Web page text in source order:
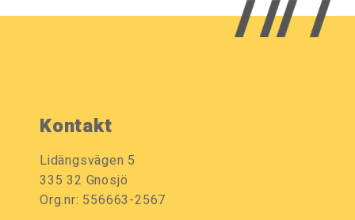
Kontakt
Lidängsvägen 5
335 32 Gnosjö
Org.nr: 556663-2567